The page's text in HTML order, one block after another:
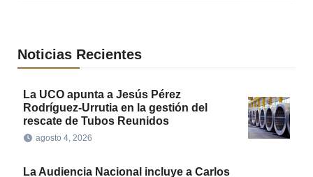
Noticias Recientes
La UCO apunta a Jesús Pérez
Rodríguez-Urrutia en la gestión del
rescate de Tubos Reunidos
agosto 4, 2026
La Audiencia Nacional incluye a Carlos